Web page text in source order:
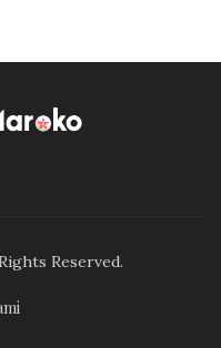
Reserved.